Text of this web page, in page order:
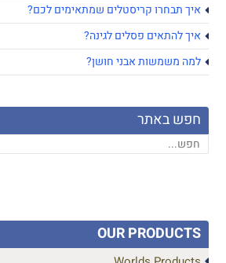
איך תבחרו קריסטלים שמתאימים לכם?
איך להתאים פסלים לגינה?
למה משמשות אבני חושן?
חפש באתר
OUR PRODUCTS